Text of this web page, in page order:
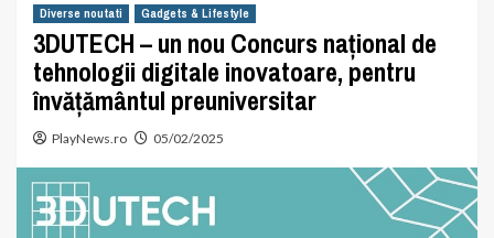
Diverse noutati Gadgets & Lifestyle
3DUTECH – un nou Concurs național de
tehnologii digitale inovatoare, pentru
învățământul preuniversitar
PlayNews.ro 05/02/2025